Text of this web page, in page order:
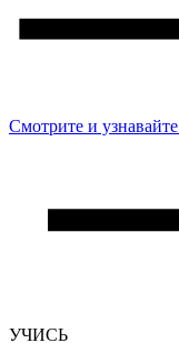
Смотрите и узнавайте
УЧИСЬ